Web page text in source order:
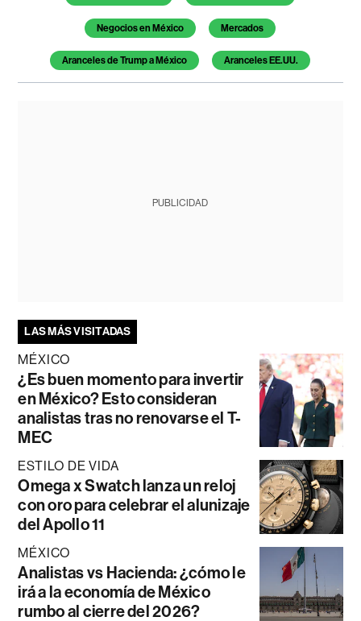
Negocios en México Mercados
Aranceles de Trump a México Aranceles EE.UU.
PUBLICIDAD
LAS MÁS VISITADAS
MÉXICO
¿Es buen momento para invertir
en México? Esto consideran
analistas tras no renovarse el T-
MEC
ESTILO DE VIDA
Omega x Swatch lanza un reloj
con oro para celebrar el alunizaje
del Apollo 11
MÉXICO
Analistas vs Hacienda: ¿cómo le
irá a la economía de México
rumbo al cierre del 2026?